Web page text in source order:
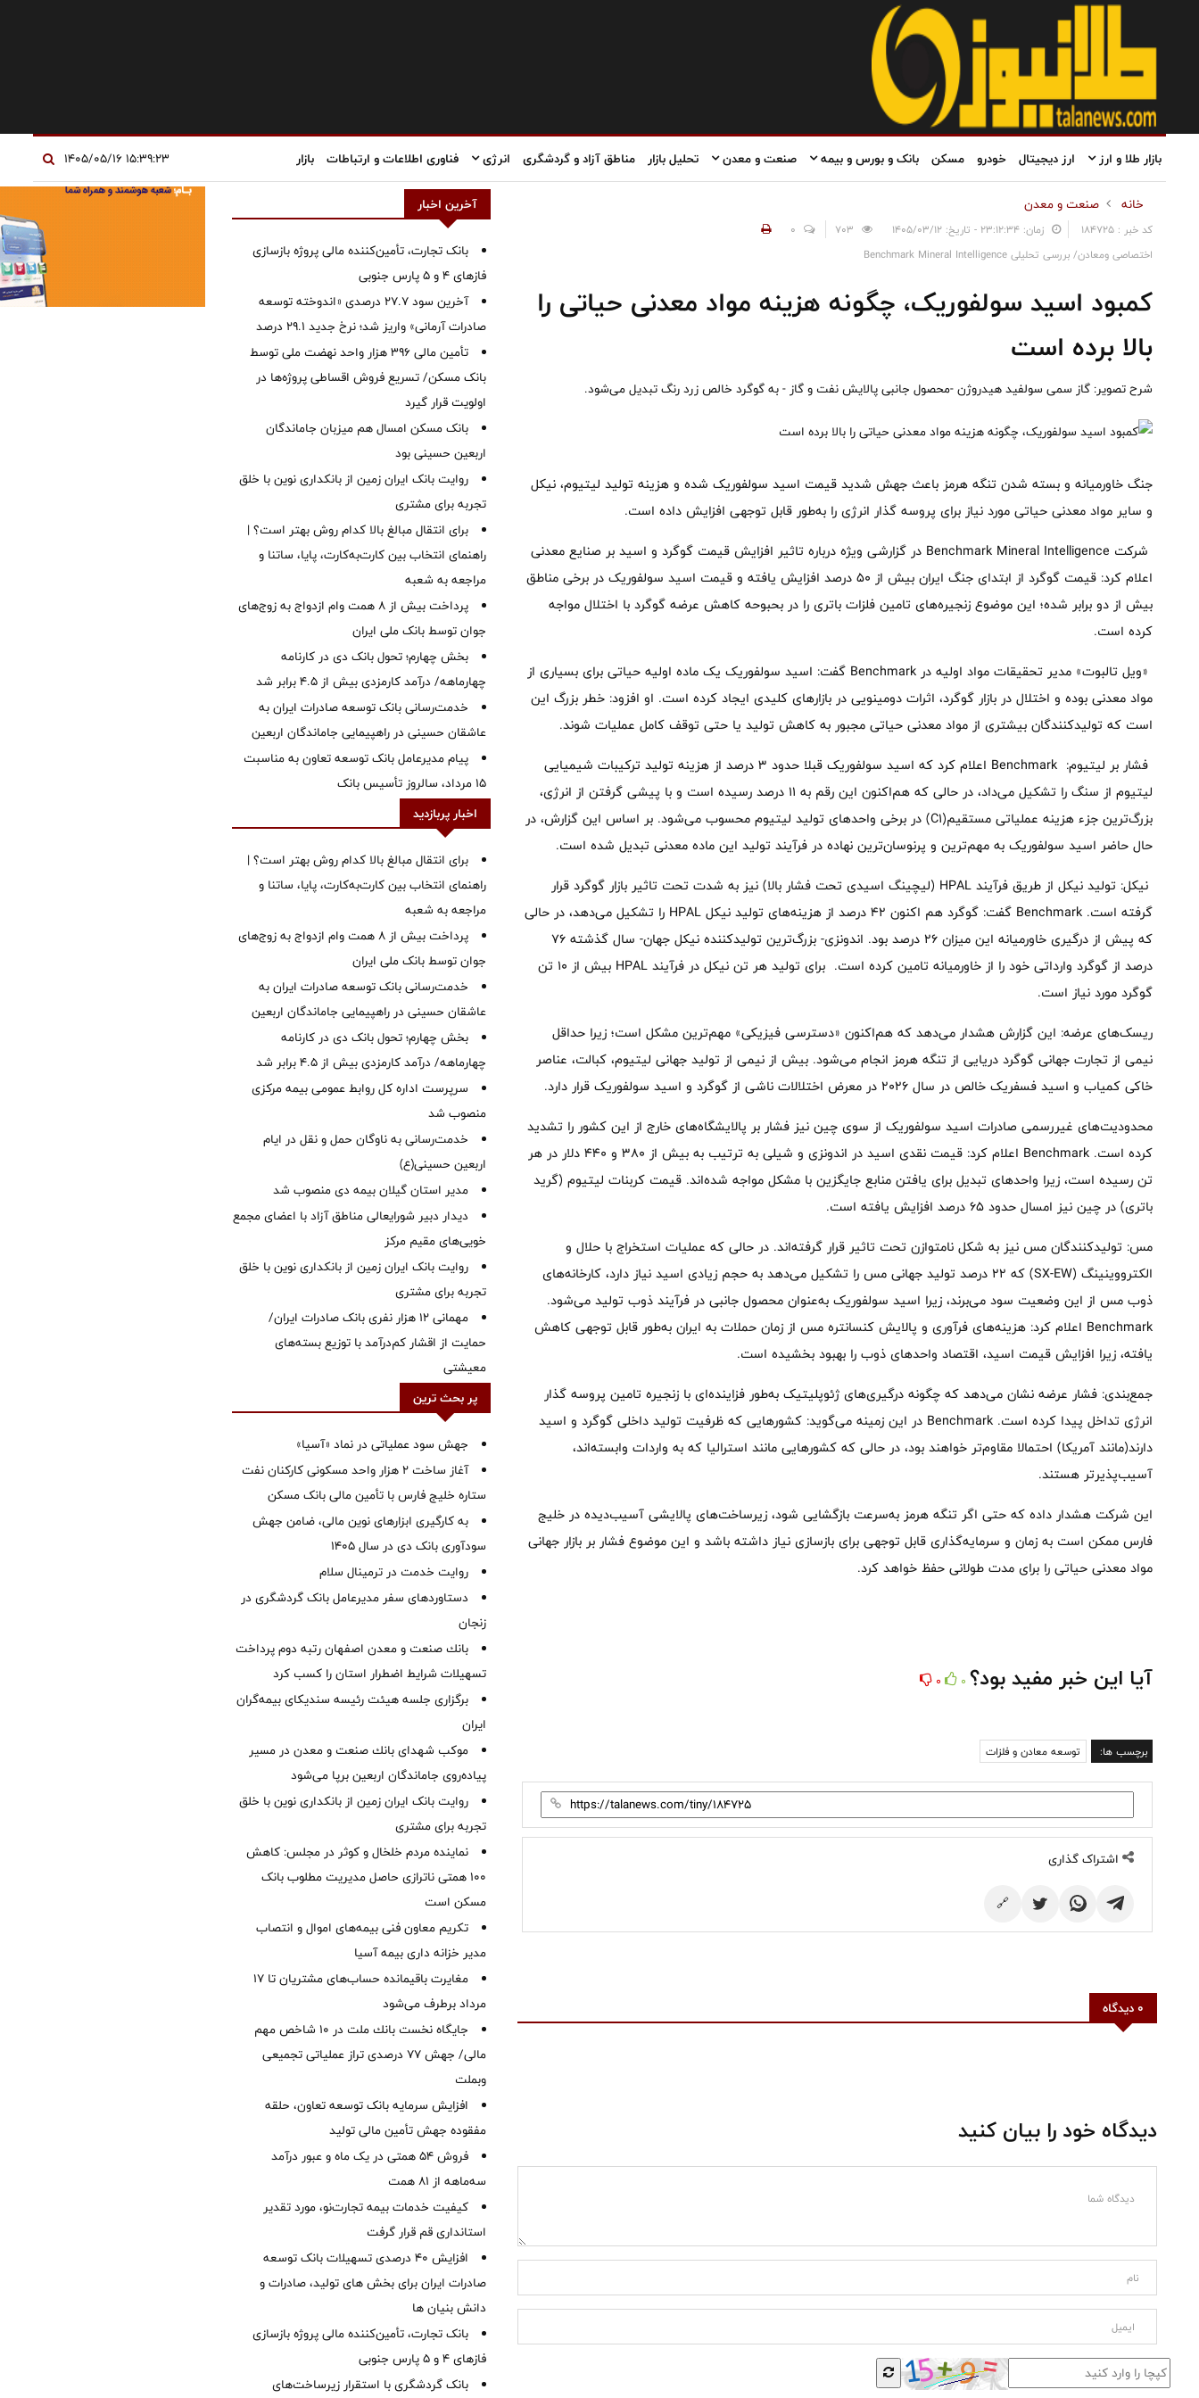
بازار طلا و ارز ارز دیجیتال خودرو مسکن بانک و بورس و بیمه صنعت و معدن تحلیل بازار مناطق آزاد و گردشگری انرژی فناوری اطلاعات و ارتباطات بازار
خانه صنعت و معدن
کد خبر : 184725 زمان: ۲۳:۱۲:۳۴ - تاریخ: ۱۴۰۵/۰۳/۱۲
0
اختصاصی ومعادن/ بررسی تحلیلی Benchmark Mineral Intelligence
کمبود اسید سولفوریک، چگونه هزینه مواد معدنی حیاتی را
بالا برده است
شرح تصویر: گاز سمی سولفید هیدروژن -محصول جانبی پالایش نفت و گاز - به گوگرد خالص زرد رنگ تبدیل می‌شود.
جنگ خاورمیانه و بسته شدن تنگه هرمز باعث جهش شدید قیمت اسید سولفوریک شده و هزینه تولید لیتیوم، نیکل
و سایر مواد معدنی حیاتی مورد نیاز برای پروسه گذار انرژی را به‌طور قابل توجهی افزایش داده است.
شرکت Benchmark Mineral Intelligence در گزارشی ویژه درباره تاثیر افزایش قیمت گوگرد و اسید بر صنایع معدنی
اعلام کرد: قیمت گوگرد از ابتدای جنگ ایران بیش از ۵۰ درصد افزایش یافته و قیمت اسید سولفوریک در برخی مناطق
بیش از دو برابر شده؛ این موضوع زنجیره‌های تامین فلزات باتری را در بحبوحه کاهش عرضه گوگرد با اختلال مواجه
کرده است.
«ویل تالبوت» مدیر تحقیقات مواد اولیه در Benchmark گفت: اسید سولفوریک یک ماده اولیه حیاتی برای بسیاری از
مواد معدنی بوده و اختلال در بازار گوگرد، اثرات دومینویی در بازارهای کلیدی ایجاد کرده است. او افزود: خطر بزرگ این
است که تولیدکنندگان بیشتری از مواد معدنی حیاتی مجبور به کاهش تولید یا حتی توقف کامل عملیات شوند.
فشار بر لیتیوم: Benchmark اعلام کرد که اسید سولفوریک قبلا حدود ۳ درصد از هزینه تولید ترکیبات شیمیایی
لیتیوم از سنگ را تشکیل می‌داد، در حالی که هم‌اکنون این رقم به ۱۱ درصد رسیده است و با پیشی گرفتن از انرژی،
بزرگ‌ترین جزء هزینه عملیاتی مستقیم(C1) در برخی واحدهای تولید لیتیوم محسوب می‌شود. بر اساس این گزارش، در
حال حاضر اسید سولفوریک به مهم‌ترین و پرنوسان‌ترین نهاده در فرآیند تولید این ماده معدنی تبدیل شده است.
نیکل: تولید نیکل از طریق فرآیند HPAL (لیچینگ اسیدی تحت فشار بالا) نیز به شدت تحت تاثیر بازار گوگرد قرار
گرفته است. Benchmark گفت: گوگرد هم اکنون ۴۲ درصد از هزینه‌های تولید نیکل HPAL را تشکیل می‌دهد، در حالی
که پیش از درگیری خاورمیانه این میزان ۲۶ درصد بود. اندونزی- بزرگ‌ترین تولیدکننده نیکل جهان- سال گذشته ۷۶
درصد از گوگرد وارداتی خود را از خاورمیانه تامین کرده است. برای تولید هر تن نیکل در فرآیند HPAL بیش از ۱۰ تن
گوگرد مورد نیاز است.
ریسک‌های عرضه: این گزارش هشدار می‌دهد که هم‌اکنون «دسترسی فیزیکی» مهم‌ترین مشکل است؛ زیرا حداقل
نیمی از تجارت جهانی گوگرد دریایی از تنگه هرمز انجام می‌شود. بیش از نیمی از تولید جهانی لیتیوم، کبالت، عناصر
خاکی کمیاب و اسید فسفریک خالص در سال ۲۰۲۶ در معرض اختلالات ناشی از گوگرد و اسید سولفوریک قرار دارد.
محدودیت‌های غیررسمی صادرات اسید سولفوریک از سوی چین نیز فشار بر پالایشگاه‌های خارج از این کشور را تشدید
کرده است. Benchmark اعلام کرد: قیمت نقدی اسید در اندونزی و شیلی به ترتیب به بیش از ۳۸۰ و ۴۴۰ دلار در هر
تن رسیده است، زیرا واحدهای تبدیل برای یافتن منابع جایگزین با مشکل مواجه شده‌اند. قیمت کربنات لیتیوم (گرید
باتری) در چین نیز امسال حدود ۶۵ درصد افزایش یافته است.
مس: تولیدکنندگان مس نیز به شکل نامتوازن تحت تاثیر قرار گرفته‌اند. در حالی که عملیات استخراج با حلال و
الکترووینینگ (SX-EW) که ۲۲ درصد تولید جهانی مس را تشکیل می‌دهد به حجم زیادی اسید نیاز دارد، کارخانه‌های
ذوب مس از این وضعیت سود می‌برند، زیرا اسید سولفوریک به‌عنوان محصول جانبی در فرآیند ذوب تولید می‌شود.
Benchmark اعلام کرد: هزینه‌های فرآوری و پالایش کنسانتره مس از زمان حملات به ایران به‌طور قابل توجهی کاهش
یافته، زیرا افزایش قیمت اسید، اقتصاد واحدهای ذوب را بهبود بخشیده است.
جمع‌بندی: فشار عرضه نشان می‌دهد که چگونه درگیری‌های ژئوپلیتیک به‌طور فزاینده‌ای با زنجیره تامین پروسه گذار
انرژی تداخل پیدا کرده‌ است. Benchmark در این زمینه می‌گوید: کشورهایی که ظرفیت تولید داخلی گوگرد و اسید
دارند(مانند آمریکا) احتمالا مقاوم‌تر خواهند بود، در حالی که کشورهایی مانند استرالیا که به واردات وابسته‌اند،
آسیب‌پذیرتر هستند.
این شرکت هشدار داده که حتی اگر تنگه هرمز به‌سرعت بازگشایی شود، زیرساخت‌های پالایشی آسیب‌دیده در خلیج
فارس ممکن است به زمان و سرمایه‌گذاری قابل توجهی برای بازسازی نیاز داشته باشد و این موضوع فشار بر بازار جهانی
مواد معدنی حیاتی را برای مدت طولانی حفظ خواهد کرد.
آیا این خبر مفید بود؟ 0
0
برچسب ها: توسعه معادن و فلزات
اشتراک گذاری
🔗
0 دیدگاه
دیدگاه خود را بیان کنید
آخرین اخبار
بانک تجارت، تأمین‌کننده مالی پروژه بازسازی
فازهای ۴ و ۵ پارس جنوبی
آخرین سود ۲۷.۷ درصدی «اندوخته توسعه
صادرات آرمانی» واریز شد؛ نرخ جدید ۲۹.۱ درصد
تأمین مالی ۳۹۶ هزار واحد نهضت ملی توسط
بانک مسکن/ تسریع فروش اقساطی پروژه‌ها در
اولویت قرار گیرد
بانک مسکن امسال هم میزبان جاماندگان
اربعین حسینی بود
روایت بانک ایران زمین از بانکداری نوین با خلق
تجربه برای مشتری
برای انتقال مبالغ بالا کدام روش بهتر است؟ |
راهنمای انتخاب بین کارت‌به‌کارت، پایا، ساتنا و
مراجعه به شعبه
پرداخت بیش از ۸ همت وام ازدواج به زوج‌های
جوان توسط بانک ملی ایران
بخش چهارم؛ تحول بانک دی در کارنامه
چهارماهه/ درآمد کارمزدی بیش از ۴.۵ برابر شد
خدمت‌رسانی بانک توسعه صادرات ایران به
عاشقان حسینی در راهپیمایی جاماندگان اربعین
پیام مدیرعامل بانک توسعه تعاون به مناسبت
15 مرداد، سالروز تأسیس بانک
اخبار پربازدید
برای انتقال مبالغ بالا کدام روش بهتر است؟ |
راهنمای انتخاب بین کارت‌به‌کارت، پایا، ساتنا و
مراجعه به شعبه
پرداخت بیش از ۸ همت وام ازدواج به زوج‌های
جوان توسط بانک ملی ایران
خدمت‌رسانی بانک توسعه صادرات ایران به
عاشقان حسینی در راهپیمایی جاماندگان اربعین
بخش چهارم؛ تحول بانک دی در کارنامه
چهارماهه/ درآمد کارمزدی بیش از ۴.۵ برابر شد
سرپرست اداره کل روابط عمومی بیمه مرکزی
منصوب شد
خدمت‌رسانی به ناوگان حمل و نقل در ایام
اربعین حسینی(ع)
‌مدیر استان گیلان بیمه دی منصوب شد
دیدار دبیر شورایعالی مناطق آزاد با اعضای مجمع
خویی‌های مقیم مرکز
روایت بانک ایران زمین از بانکداری نوین با خلق
تجربه برای مشتری
مهمانی ۱۲ هزار نفری بانک صادرات ایران/
حمایت از اقشار کم‌درآمد با توزیع بسته‌های
معیشتی
پر بحث ترین
جهش سود عملیاتی در نماد «آسیا»
آغاز ساخت ۲ هزار واحد مسکونی کارکنان نفت
ستاره خلیج فارس با تأمین مالی بانک مسکن
به کارگیری ابزارهای نوین مالی، ضامن جهش
سودآوری بانک دی در سال 1405
روایت خدمت در ترمینال سلام
دستاوردهای سفر مدیرعامل بانک گردشگری در
زنجان
بانك صنعت و معدن اصفهان رتبه دوم پرداخت
تسهیلات شرایط اضطرار استان را كسب كرد
برگزاری جلسه هیئت رئیسه سندیکای بیمه‌گران
ایران
موكب شهدای بانك صنعت و معدن در مسیر
پیاده‌روی جاماندگان اربعین برپا می‌شود
روایت بانک ایران زمین از بانکداری نوین با خلق
تجربه برای مشتری
نماینده مردم خلخال و کوثر در مجلس: کاهش
۱۰۰ همتی ناترازی حاصل مدیریت مطلوب بانک
مسکن است
تکریم معاون فنی بیمه‌های اموال و انتصاب
مدیر خزانه داری بیمه آسیا
مغایرت‌ باقیمانده حساب‌های مشتریان تا ۱۷
مرداد برطرف می‌شود
جایگاه نخست بانك ملت در 10 شاخص مهم
مالی/ جهش 77 درصدی تراز عملیاتی تجمیعی
وبملت
افزایش سرمایه بانک توسعه تعاون، حلقه
مفقوده جهش تأمین مالی تولید
فروش 54 همتی در یک ماه و عبور درآمد
سه‌ماهه از 81 همت
کیفیت خدمات بیمه تجارت‌نو، مورد تقدیر
استانداری قم قرار گرفت
افزایش 40 درصدی تسهیلات بانک توسعه
صادرات ایران برای بخش های تولید، صادرات و
دانش بنیان ها
بانک تجارت، تأمین‌کننده مالی پروژه بازسازی
فازهای ۴ و ۵ پارس جنوبی
بانک گردشگری با استقرار زیرساخت‌های